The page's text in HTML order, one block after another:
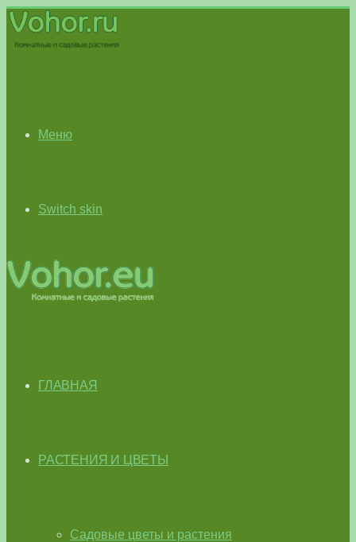
Меню
Switch skin
ГЛАВНАЯ
РАСТЕНИЯ И ЦВЕТЫ
Садовые цветы и растения